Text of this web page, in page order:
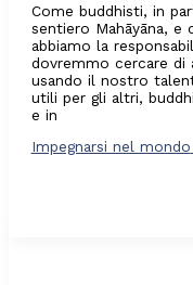
Come buddhisti, in
sentiero Mahāyāna, e
abbiamo la
dovremmo cercare di
usando il nostro
utili per gli altri,
e in
Impegnarsi nel mondo